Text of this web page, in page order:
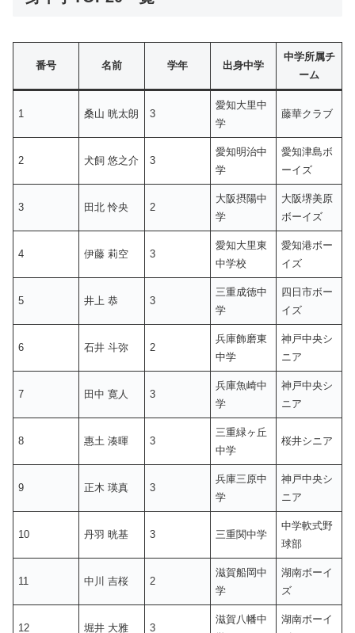
番号 名前 学年 出身中学
中学所属チ
ーム
1 桑山 晄太朗 3
愛知大里中
学
藤華クラブ
2 犬飼 悠之介 3
愛知明治中
学
愛知津島ボ
ーイズ
3 田北 怜央 2
大阪摂陽中
学
大阪堺美原
ボーイズ
4 伊藤 莉空 3
愛知大里東
中学校
愛知港ボー
イズ
5 井上 恭 3
三重成徳中
学
四日市ボー
イズ
6 石井 斗弥 2
兵庫飾磨東
中学
神戸中央シ
ニア
7 田中 寛人 3
兵庫魚崎中
学
神戸中央シ
ニア
8 惠土 湊暉 3
三重緑ヶ丘
中学
桜井シニア
9 正木 瑛真 3
兵庫三原中
学
神戸中央シ
ニア
10 丹羽 晄基 3 三重関中学
中学軟式野
球部
11 中川 吉桜 2
滋賀船岡中
学
湖南ボーイ
ズ
12 堀井 大雅 3
滋賀八幡中
湖南ボーイ